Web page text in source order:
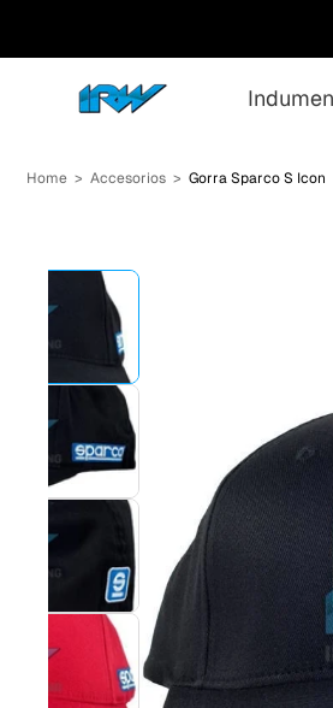
Home > Accesorios > Gorra Sparco S Icon